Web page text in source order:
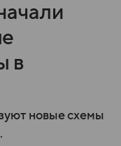
в
новые схемы